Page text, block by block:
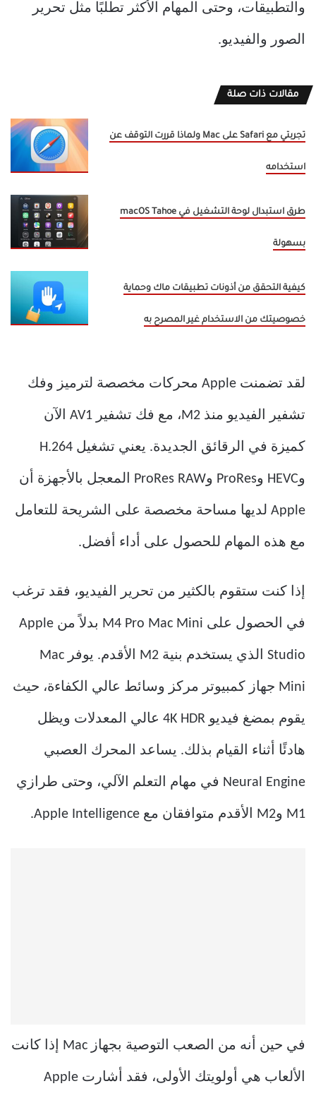
والتطبيقات، وحتى المهام الأكثر تطلبًا مثل تحرير
الصور والفيديو.
مقالات ذات صلة
تجربتي مع Safari على Mac ولماذا قررت التوقف عن
استخدامه
طرق استبدال لوحة التشغيل في macOS Tahoe
بسهولة
كيفية التحقق من أذونات تطبيقات ماك وحماية
خصوصيتك من الاستخدام غير المصرح به
لقد تضمنت Apple محركات مخصصة لترميز وفك
تشفير الفيديو منذ M2، مع فك تشفير AV1 الآن
كميزة في الرقائق الجديدة. يعني تشغيل H.264
وHEVC وProRes وProRes RAW المعجل بالأجهزة أن
Apple لديها مساحة مخصصة على الشريحة للتعامل
مع هذه المهام للحصول على أداء أفضل.
إذا كنت ستقوم بالكثير من تحرير الفيديو، فقد ترغب
في الحصول على M4 Pro Mac Mini بدلاً من Apple
Studio الذي يستخدم بنية M2 الأقدم. يوفر Mac
Mini جهاز كمبيوتر مركز وسائط عالي الكفاءة، حيث
يقوم بمضغ فيديو 4K HDR عالي المعدلات ويظل
هادئًا أثناء القيام بذلك. يساعد المحرك العصبي
Neural Engine في مهام التعلم الآلي، وحتى طرازي
M1 وM2 الأقدم متوافقان مع Apple Intelligence.
في حين أنه من الصعب التوصية بجهاز Mac إذا كانت
الألعاب هي أولويتك الأولى، فقد أشارت Apple